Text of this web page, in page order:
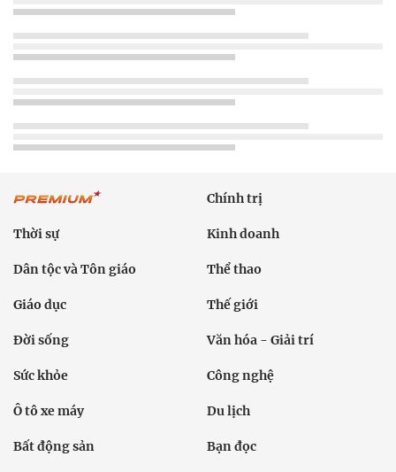
Chính trị
Thời sự Kinh doanh
Dân tộc và Tôn giáo Thể thao
Giáo dục Thế giới
Đời sống Văn hóa - Giải trí
Sức khỏe Công nghệ
Ô tô xe máy Du lịch
Bất động sản Bạn đọc